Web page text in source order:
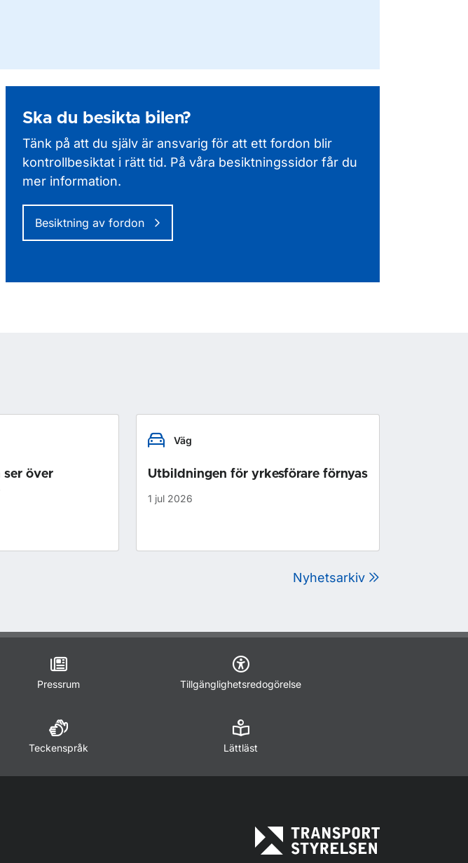
Ska du besikta bilen?
Tänk på att du själv är ansvarig för att ett fordon blir
kontrollbesiktat i rätt tid. På våra besiktningssidor får du
mer information.
Besiktning av fordon
ser över
Väg
Utbildningen för yrkesförare förnyas
1 jul 2026
Nyhetsarkiv
Pressrum Tillgänglighetsredogörelse
Teckenspråk Lättläst